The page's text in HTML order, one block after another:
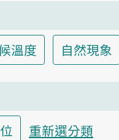
溫度 自然現象
重新選分類